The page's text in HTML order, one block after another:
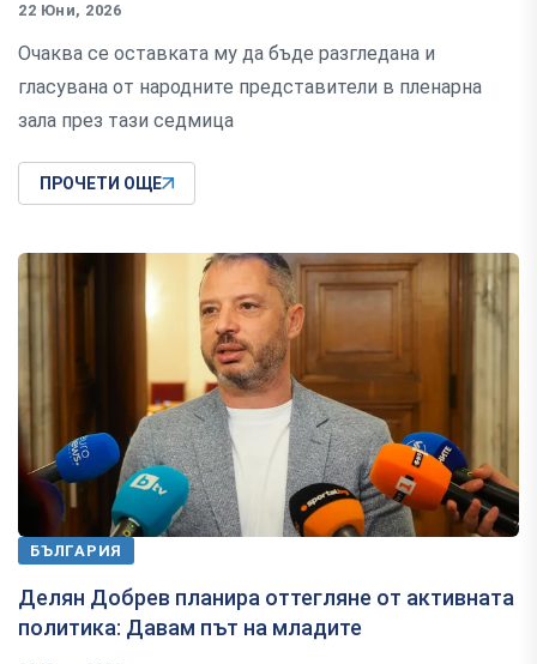
22 Юни, 2026
Очаква се оставката му да бъде разгледана и
гласувана от народните представители в пленарна
зала през тази седмица
ПРОЧЕТИ ОЩЕ
БЪЛГАРИЯ
Делян Добрев планира оттегляне от активната
политика: Давам път на младите